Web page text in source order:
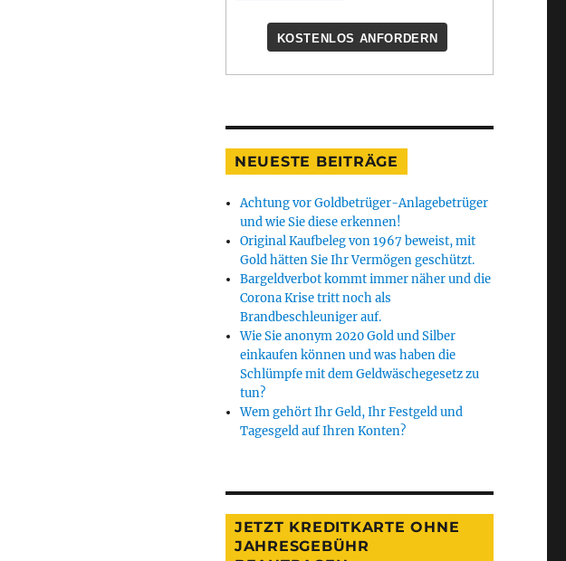
KOSTENLOS ANFORDERN
NEUESTE BEITRÄGE
Achtung vor Goldbetrüger-Anlagebetrüger
und wie Sie diese erkennen!
Original Kaufbeleg von 1967 beweist, mit
Gold hätten Sie Ihr Vermögen geschützt.
Bargeldverbot kommt immer näher und die
Corona Krise tritt noch als
Brandbeschleuniger auf.
Wie Sie anonym 2020 Gold und Silber
einkaufen können und was haben die
Schlümpfe mit dem Geldwäschegesetz zu
tun?
Wem gehört Ihr Geld, Ihr Festgeld und
Tagesgeld auf Ihren Konten?
JETZT KREDITKARTE OHNE
JAHRESGEBÜHR